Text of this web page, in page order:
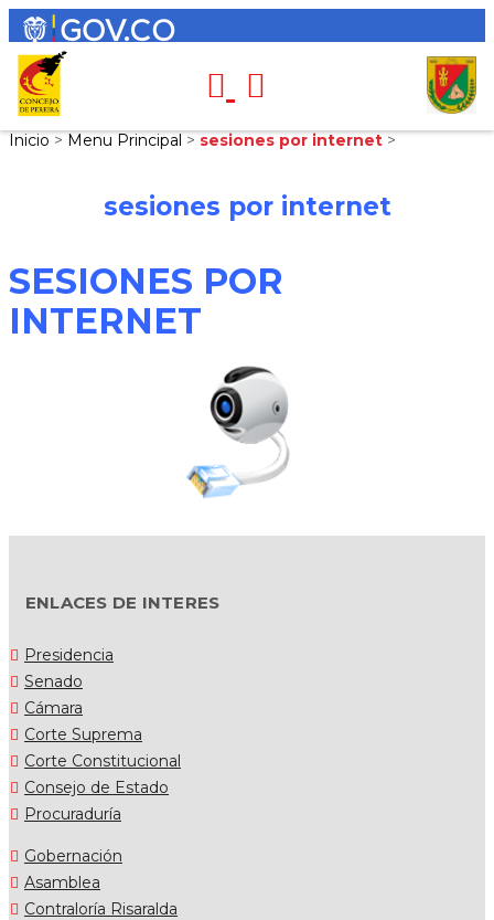
Inicio > Menu Principal > sesiones por internet >
sesiones por internet
SESIONES POR
INTERNET
ENLACES DE INTERES
Presidencia
Senado
Cámara
Corte Suprema
Corte Constitucional
Consejo de Estado
Procuraduría
Gobernación
Asamblea
Contraloría Risaralda